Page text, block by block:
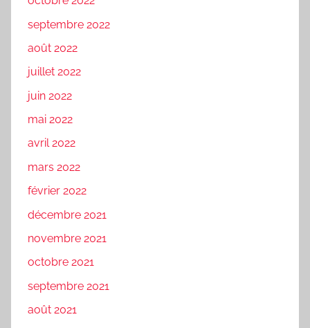
septembre 2022
août 2022
juillet 2022
juin 2022
mai 2022
avril 2022
mars 2022
février 2022
décembre 2021
novembre 2021
octobre 2021
septembre 2021
août 2021